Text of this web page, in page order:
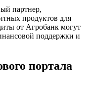
партнер,
продуктов для
от Агробанк могут
поддержки и
портала